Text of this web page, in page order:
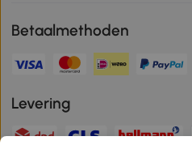
Betaalmethoden
Levering